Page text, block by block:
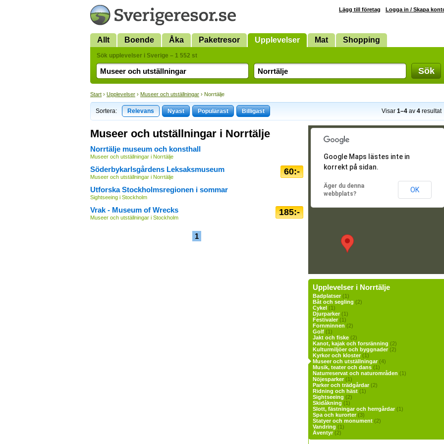
Lägg till företag Logga in / Skapa
Allt Boende Åka Paketresor Upplevelser Mat Shopping
Sök upplevelser i Sverige – 1 552 st
Sök
Start › Upplevelser › Museer och utställningar › Norrtälje
Sortera: Relevans Nyast Populärast Billigast Visar 1–4 av 4 resultat
Museer och utställningar i Norrtälje
Norrtälje museum och konsthall
Museer och utställningar i Norrtälje
60:-
Söderbykarlsgårdens Leksaksmuseum
Museer och utställningar i Norrtälje
Utforska Stockholmsregionen i sommar
Sightseeing i Stockholm
185:-
Vrak - Museum of Wrecks
Museer och utställningar i Stockholm
1
Google Maps lästes inte in
korrekt på sidan.
Äger du denna
webbplats?
OK
Upplevelser i Norrtälje
Badplatser(1)
Båt och segling (2)
Cykel (1)
Djurparker(1)
Festivaler(1)
Fornminnen (2)
Golf (1)
Jakt och fiske (2)
Kanot, kajak och forsränning (2)
Kulturmiljöer och byggnader(2)
Kyrkor och kloster(1)
Museer och utställningar(4)
Musik, teater och dans (1)
Naturreservat och naturområden (1)
Nöjesparker(1)
Parker och trädgårdar(2)
Ridning och häst (1)
Sightseeing (2)
Skidåkning (1)
Slott, fästningar och herrgårdar(1)
Spa och kurorter(3)
Statyer och monument (2)
Vandring (1)
Äventyr(2)